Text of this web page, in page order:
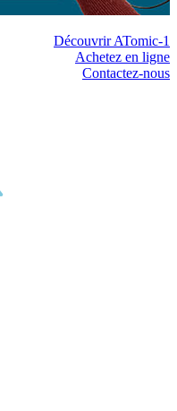
Découvrir ATomic-1
Achetez en ligne
Contactez-nous